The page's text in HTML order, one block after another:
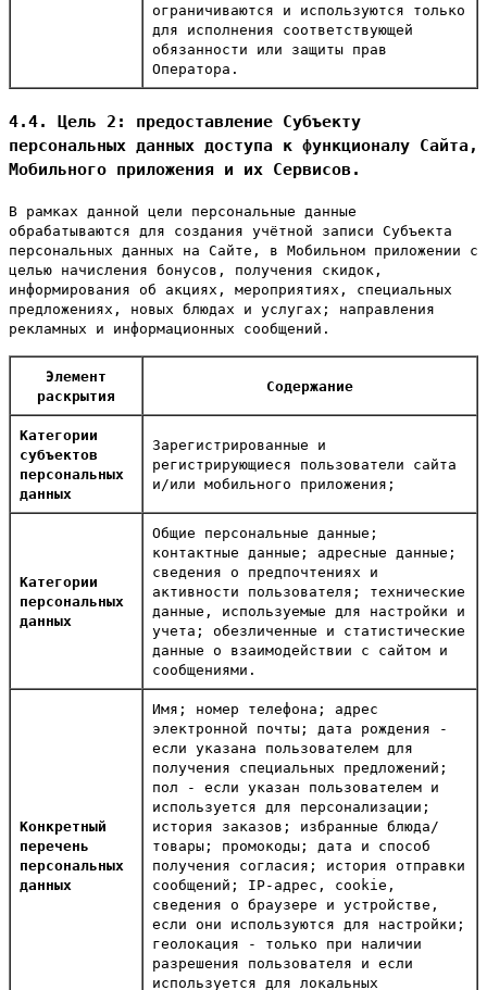
ограничиваются и используются только
для исполнения соответствующей
обязанности или защиты прав
Оператора.
4.4. Цель 2: предоставление Субъекту
персональных данных доступа к функционалу Сайта,
Мобильного приложения и их Сервисов.
В рамках данной цели персональные данные
обрабатываются для создания учётной записи Субъекта
персональных данных на Сайте, в Мобильном приложении с
целью начисления бонусов, получения скидок,
информирования об акциях, мероприятиях, специальных
предложениях, новых блюдах и услугах; направления
рекламных и информационных сообщений.
Элемент
раскрытия
Содержание
Категории
субъектов
персональных
данных
Зарегистрированные и
регистрирующиеся пользователи сайта
и/или мобильного приложения;
Категории
персональных
данных
Общие персональные данные;
контактные данные; адресные данные;
сведения о предпочтениях и
активности пользователя; технические
данные, используемые для настройки и
учета; обезличенные и статистические
данные о взаимодействии с сайтом и
сообщениями.
Конкретный
перечень
персональных
данных
Имя; номер телефона; адрес
электронной почты; дата рождения -
если указана пользователем для
получения специальных предложений;
пол - если указан пользователем и
используется для персонализации;
история заказов; избранные блюда/
товары; промокоды; дата и способ
получения согласия; история отправки
сообщений; IP-адрес, cookie,
сведения о браузере и устройстве,
если они используются для настройки;
геолокация - только при наличии
разрешения пользователя и если
используется для локальных